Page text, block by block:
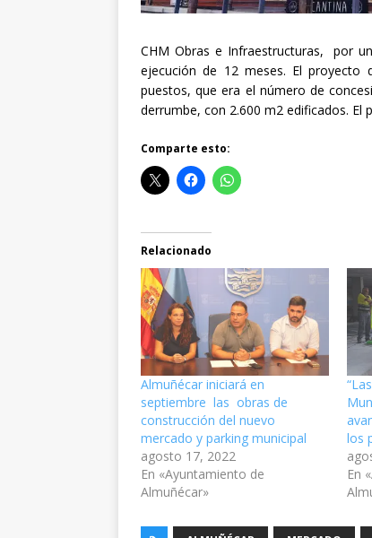
CHM Obras e Infraestructuras, por
ejecución de 12 meses. El
puestos, que era el número de
derrumbe, con 2.600 m2 edificados. El
Comparte esto:
Relacionado
Almuñécar iniciará en
septiembre las obras de
construcción del nuevo
mercado y parking municipal
agosto 17, 2022
En «Ayuntamiento de
Almuñécar»
los
En